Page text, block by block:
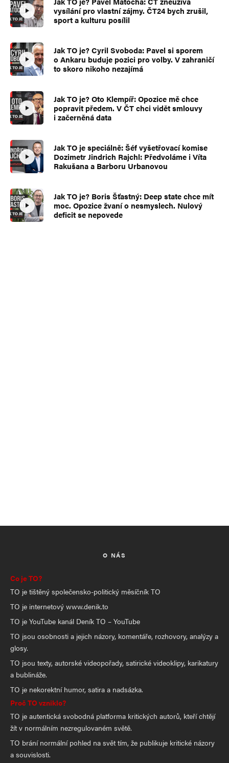
vysílání pro vlastní zájmy. ČT24 bych zrušil,
sport a kulturu posílil
Jak TO je? Cyril Svoboda: Pavel si sporem
o Ankaru buduje pozici pro volby. V zahraničí
to skoro nikoho nezajímá
Jak TO je? Oto Klempíř: Opozice mě chce
popravit předem. V ČT chci vidět smlouvy
i začerněná data
Jak TO je speciálně: Šéf vyšetřovací komise
Dozimetr Jindrich Rajchl: Předvoláme i Víta
Rakušana a Barboru Urbanovou
Jak TO je? Boris Šťastný: Deep state chce mít
moc. Opozice žvaní o nesmyslech. Nulový
deficit se nepovede
O NÁS
Co je TO?
TO je tištěný společensko-politický měsíčník TO
TO je internetový www.denik.to
TO je YouTube kanál Deník TO – YouTube
TO jsou osobnosti a jejich názory, komentáře, rozhovory, analýzy a
glosy.
TO jsou texty, autorské videopořady, satirické videoklipy, karikatury
a bublináže.
TO je nekorektní humor, satira a nadsázka.
Proč TO vzniklo?
TO je autentická svobodná platforma kritických autorů, kteří chtějí
žít v normálním nezregulovaném světě.
TO brání normální pohled na svět tím, že publikuje kritické názory
a souvislosti.